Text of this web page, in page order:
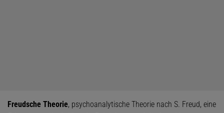
Freudsche Theorie, psychoanalytische Theorie nach S. Freud, eine